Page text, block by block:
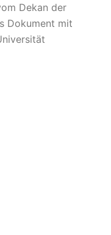
Dekan der
Dokument mit